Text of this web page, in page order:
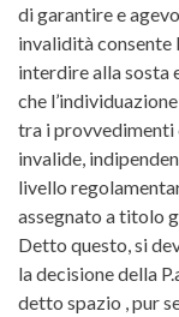
di garantire e
invalidità consente
interdire alla sosta
che
tra i provvedimenti
invalide,
livello
assegnato a titolo
Detto questo, si
la decisione della
detto spazio , pur